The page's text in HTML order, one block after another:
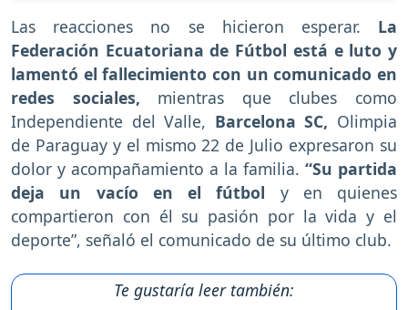
Las reacciones no se hicieron esperar. La
Federación Ecuatoriana de Fútbol está e luto y
lamentó el fallecimiento con un comunicado en
redes sociales, mientras que clubes como
Independiente del Valle, Barcelona SC, Olimpia
de Paraguay y el mismo 22 de Julio expresaron su
dolor y acompañamiento a la familia. “Su partida
deja un vacío en el fútbol y en quienes
compartieron con él su pasión por la vida y el
deporte”, señaló el comunicado de su último club.
Te gustaría leer también: